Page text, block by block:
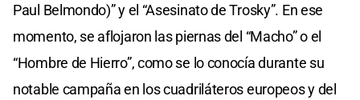
Paul Belmondo)” y el “Asesinato de Trosky”. En ese
momento, se aflojaron las piernas del “Macho” o el
“Hombre de Hierro”, como se lo conocía durante su
notable campaña en los cuadriláteros europeos y del